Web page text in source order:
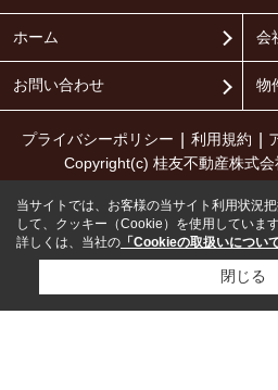
ホーム 会
お問い合わせ 物
プライバシーポリシー 利用規約
Copyright(c) 桂友不動産株式
当サイトでは、お客様の当サイト利用状況
して、クッキー（Cookie）を使用しています
詳しくは、当社の 「Cookieの取扱いについて
閉じる